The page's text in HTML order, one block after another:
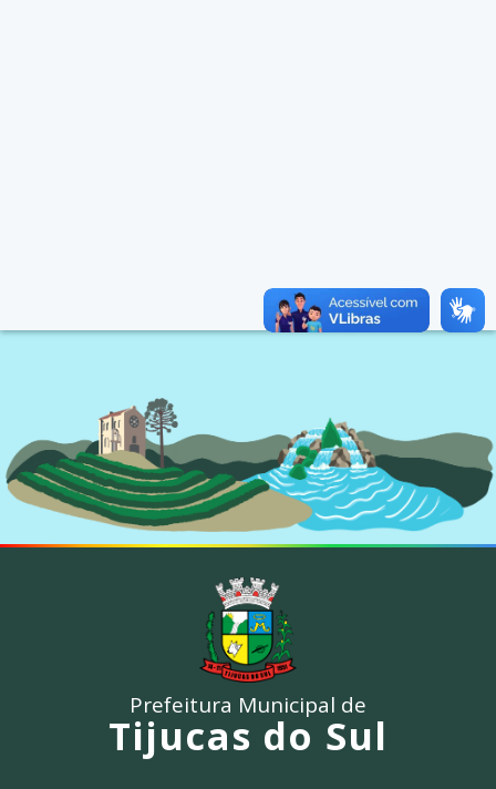
Prefeitura Municipal de
Tijucas do Sul